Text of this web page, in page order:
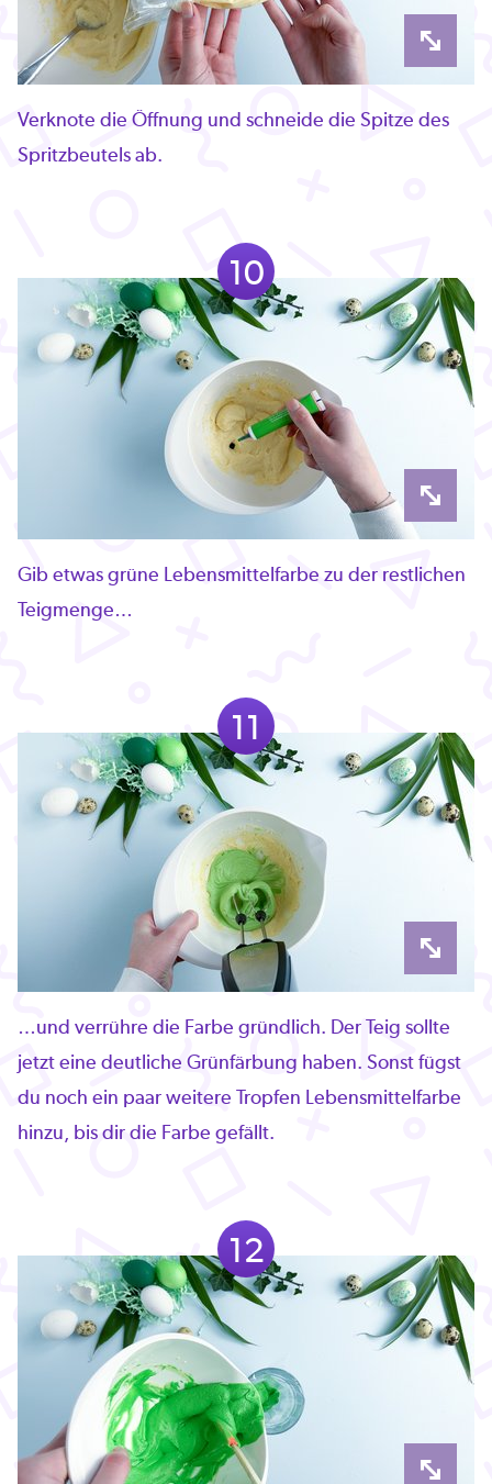
Verknote die Öffnung und schneide die Spitze des
Spritzbeutels ab.
10
Gib etwas grüne Lebensmittelfarbe zu der restlichen
Teigmenge…
11
…und verrühre die Farbe gründlich. Der Teig sollte
jetzt eine deutliche Grünfärbung haben. Sonst fügst
du noch ein paar weitere Tropfen Lebensmittelfarbe
hinzu, bis dir die Farbe gefällt.
12